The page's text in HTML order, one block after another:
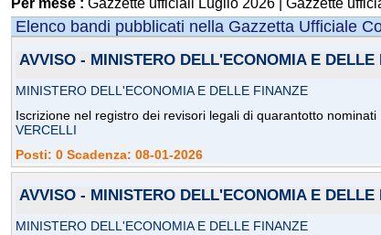
Per mese : Gazzette ufficiali Luglio 2026 Gazzette
Elenco bandi pubblicati nella Gazzetta Ufficiale
AVVISO - MINISTERO DELL'ECONOMIA E DELLE
MINISTERO DELL'ECONOMIA E DELLE FINANZE
Iscrizione nel registro dei revisori legali di quarantotto nominati
VERCELLI
Posti: 0 Scadenza: 08-01-2026
AVVISO - MINISTERO DELL'ECONOMIA E DELLE
MINISTERO DELL'ECONOMIA E DELLE FINANZE